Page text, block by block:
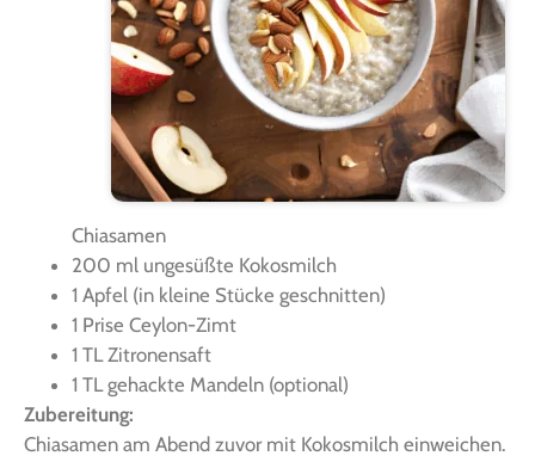
Chiasamen
200 ml unge­süß­te Kokosmilch
1 Apfel (in klei­ne Stü­cke geschnitten)
1 Pri­se Ceylon-Zimt
1 TL Zitronensaft
1 TL gehack­te Man­deln (optio­nal)
Zube­rei­tung:
Chi­a­sa­men am Abend zuvor mit Kokos­milch ein­wei­chen.